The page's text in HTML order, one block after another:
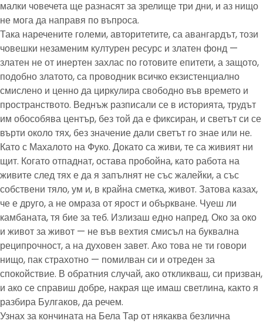
малки човечета ще разнасят за зрелище три дни, и аз нищо
не мога да направя по въпроса.
Така наречените големи, авторитетите, са авангардът, този
човешки незаменим културен ресурс и златен фонд —
златен не от инертен захлас по готовите епитети, а защото,
подобно златото, са проводник всичко екзистенциално
смислено и ценно да циркулира свободно във времето и
пространството. Веднъж разписали се в историята, трудът
им обособява център, без той да е фиксиран, и светът си се
върти около тях, без значение дали светът го знае или не.
Като с Махалото на Фуко. Докато са живи, те са живият ни
щит. Когато отпаднат, остава пробойна, като работа на
живите след тях е да я запълнят не със жалейки, а със
собствени тяло, ум и, в крайна сметка, живот. Затова казах,
че е друго, а не омраза от ярост и объркване. Чуеш ли
камбаната, тя бие за теб. Излизаш едно напред. Око за око
и живот за живот — не във вехтия смисъл на буквална
реципрочност, а на духовен завет. Ако това не ти говори
нищо, пак страхотно — помилван си и отреден за
спокойствие. В обратния случай, ако откликваш, си призван,
и ако се справиш добре, накрая ще имаш светлина, както я
разбира Булгаков, да речем.
Узнах за кончината на Бела Тар от някаква безлична